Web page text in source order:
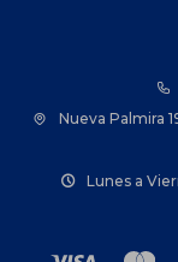
Nueva Palmira
Lunes a